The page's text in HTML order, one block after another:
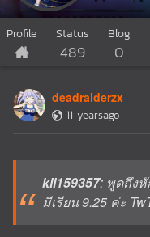
Profile Status
489
Blog
0
deadraiderzx
11 yearsago
kil159357: พูดถึงหั
มีเรียน 9.25 ค่ะ